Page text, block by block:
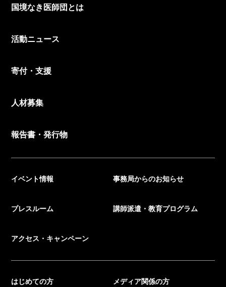
国境なき医師団とは
活動ニュース
寄付・支援
人材募集
報告書・発行物
イベント情報 事務局からのお知らせ
プレスルーム 講師派遣・教育プログラム
アクセス・キャンペーン
はじめての方 メディア関係の方